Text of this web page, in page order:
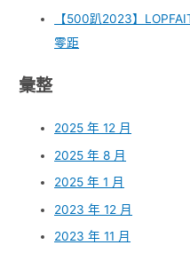
【500趴2023】
零距
彙整
2025 年 12 月
2025 年 8 月
2025 年 1 月
2023 年 12 月
2023 年 11 月